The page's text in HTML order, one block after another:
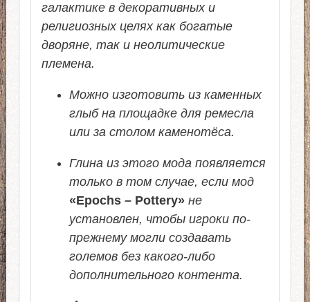
галактике в декоративных и
религиозных целях как богатые
дворяне, так и неолитические
племена.
Можно изготовить из каменных
глыб на площадке для ремесла
или за столом каменотёса.
Глина из этого мода появляется
только в том случае, если мод
«Epochs – Pottery» не
установлен, чтобы игроки по-
прежнему могли создавать
големов без какого-либо
дополнительного контента.